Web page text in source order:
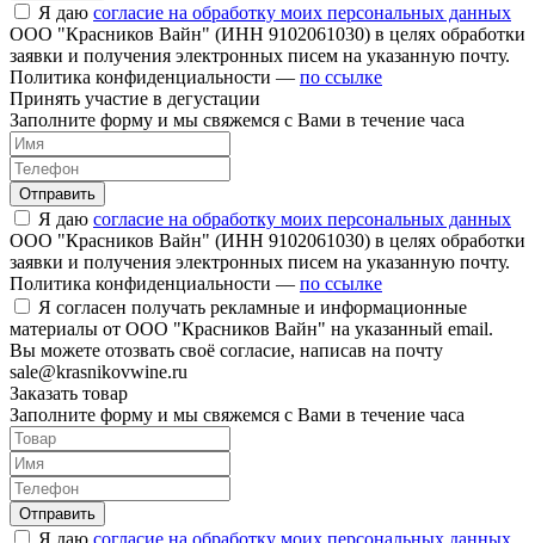
Я даю согласие на обработку моих персональных данных
ООО "Красников Вайн" (ИНН 9102061030) в целях обработки
заявки и получения электронных писем на указанную почту.
Политика конфиденциальности — по ссылке
Принять участие в дегустации
Заполните форму и мы свяжемся с Вами в течение часа
Отправить
Я даю согласие на обработку моих персональных данных
ООО "Красников Вайн" (ИНН 9102061030) в целях обработки
заявки и получения электронных писем на указанную почту.
Политика конфиденциальности — по ссылке
Я согласен получать рекламные и информационные
материалы от ООО "Красников Вайн" на указанный email.
Вы можете отозвать своё согласие, написав на почту
sale@krasnikovwine.ru
Заказать товар
Заполните форму и мы свяжемся с Вами в течение часа
Отправить
Я даю согласие на обработку моих персональных данных